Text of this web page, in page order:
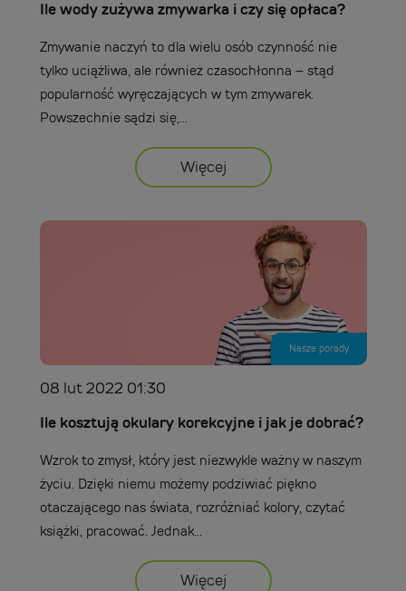
Ile wody zużywa zmywarka i czy się opłaca?
Zmywanie naczyń to dla wielu osób czynność nie
tylko uciążliwa, ale również czasochłonna – stąd
popularność wyręczających w tym zmywarek.
Powszechnie sądzi się,...
Więcej
Nasze porady
08 lut 2022 01:30
Ile kosztują okulary korekcyjne i jak je dobrać?
Wzrok to zmysł, który jest niezwykle ważny w naszym
życiu. Dzięki niemu możemy podziwiać piękno
otaczającego nas świata, rozróżniać kolory, czytać
książki, pracować. Jednak...
Więcej